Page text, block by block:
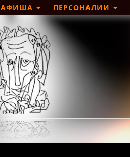
АФИША ПЕРСОНАЛИИ